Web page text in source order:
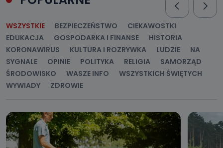
WSZYSTKIE BEZPIECZEŃSTWO
CIEKAWOSTKI
EDUKACJA
GOSPODARKA I FINANSE
HISTORIA
KORONAWIRUS
KULTURA I ROZRYWKA LUDZIE
NA
SYGNALE
OPINIE POLITYKA RELIGIA
SAMORZĄD
ŚRODOWISKO
WASZE INFO
WSZYSTKICH ŚWIĘTYCH
WYWIADY
ZDROWIE